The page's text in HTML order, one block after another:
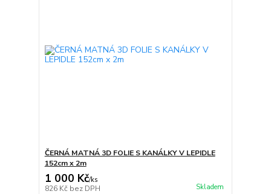
ČERNÁ MATNÁ 3D FOLIE S KANÁLKY V LEPIDLE
152cm x 2m
1 000 Kč/ks
826 Kč bez DPH Skladem